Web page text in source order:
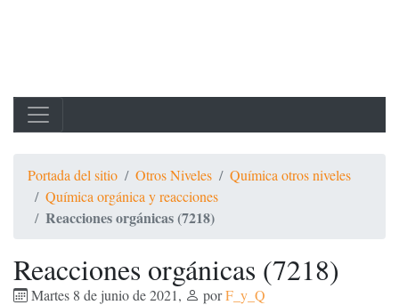
Portada del sitio Otros Niveles
Química otros niveles
Química orgánica y reacciones
Reacciones orgánicas (7218)
Reacciones orgánicas (7218)
Martes 8 de junio de 2021, porF_y_Q